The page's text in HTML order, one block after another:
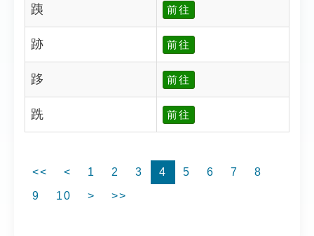
跠 前往
跡 前往
跢 前往
跣 前往
<< < 1 2 3 4 5 6 7
8
9
10 > >>